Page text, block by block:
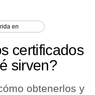
en
certificados
sirven?
obtenerlos y